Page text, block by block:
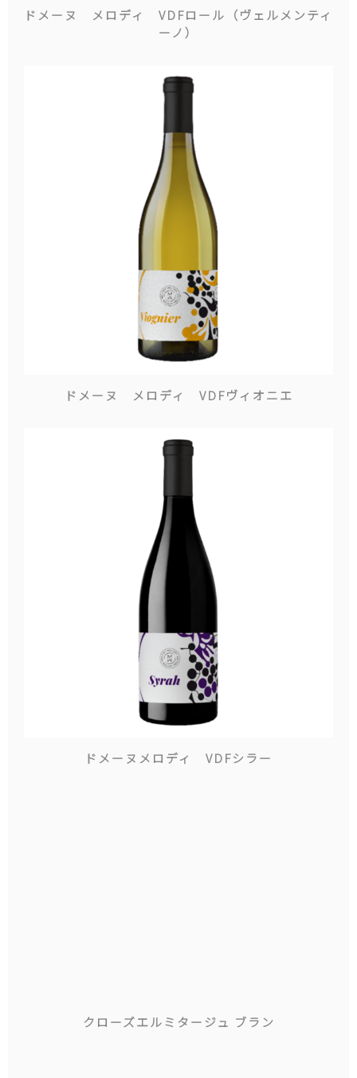
ドメーヌ メロディ VDFロール（ヴェルメンティ
ーノ）
ドメーヌ メロディ VDFヴィオニエ
ドメーヌメロディ VDFシラー
クローズエルミタージュ ブラン